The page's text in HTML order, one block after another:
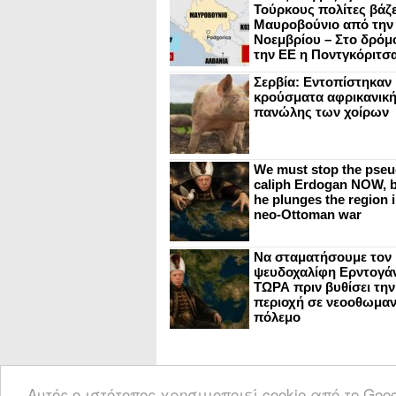
Τούρκους πολίτες
Μαυροβούνιο από την
Νοεμβρίου – Στο
την ΕΕ η
Σερβία: Εντοπίστηκαν
κρούσματα
πανώλης των χοίρων
We must stop the
caliph Erdogan NOW,
he plunges the region
neo-Ottoman war
Να σταματήσουμε τον
ψευδοχαλίφη
ΤΩΡΑ πριν βυθίσει την
περιοχή σε
πόλεμο